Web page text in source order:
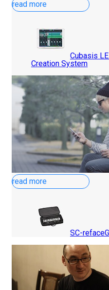
read more
Cubasis
Creation System
read more
SC-reface